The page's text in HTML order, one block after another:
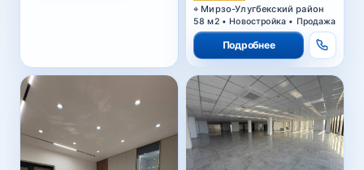
Мирзо-Улугбекский район
58 м2 • Новостройка • Продажа
Подробнее